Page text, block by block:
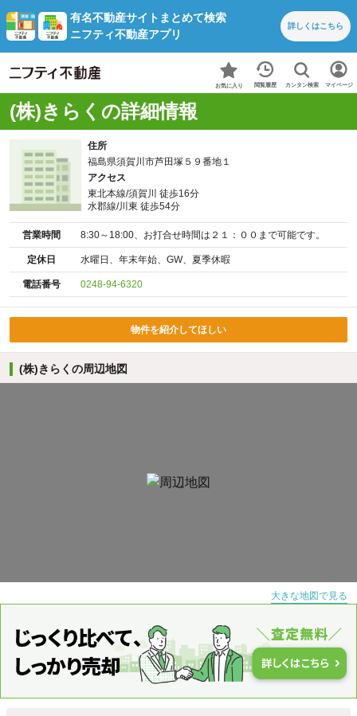
有名不動産サイトまとめて検索
ニフティ不動産アプリ
詳しくはこちら
お気に入り 閲覧履歴 カンタン検索 マイページ
(株)きらくの詳細情報
住所
福島県須賀川市芦田塚５９番地１
アクセス
東北本線/須賀川 徒歩16分
水郡線/川東 徒歩54分
営業時間 8:30～18:00、お打合せ時間は２１：００まで可能です。
定休日 水曜日、年末年始、GW、夏季休暇
電話番号 0248-94-6320
物件を紹介してほしい
(株)きらくの周辺地図
大きな地図で見る